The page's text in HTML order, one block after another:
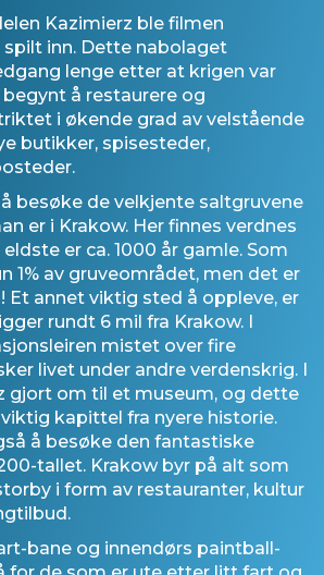
Kazimierz ble filmen
spilt inn. Dette nabolaget
lenge etter at krigen var
begynt å restaurere og
i økende grad av velstående
butikker, spisesteder,
besøke de velkjente saltgruvene
er i Krakow. Her finnes verdnes
er ca. 1000 år gamle. Som
1% av gruveområdet, men det er
Et annet viktig sted å oppleve, er
rundt 6 mil fra Krakow. I
mistet over fire
livet under andre verdenskrig. I
gjort om til et museum, og dette
kapittel fra nyere historie.
å besøke den fantastiske
tallet. Krakow byr på alt som
i form av restauranter, kultur
bane og innendørs paintball-